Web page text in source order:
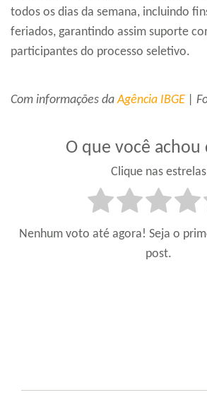
todos os dias da semana, incluindo
feriados, garantindo assim suporte
participantes do processo seletivo.
Com informações daAgência IBGE |
O que você achou
Clique nas estrelas
Nenhum voto até agora! Seja o
post.